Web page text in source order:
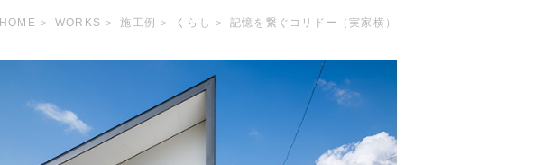
HOME WORKS 施工例 くらし 記憶を繋ぐコリドー（実家横）